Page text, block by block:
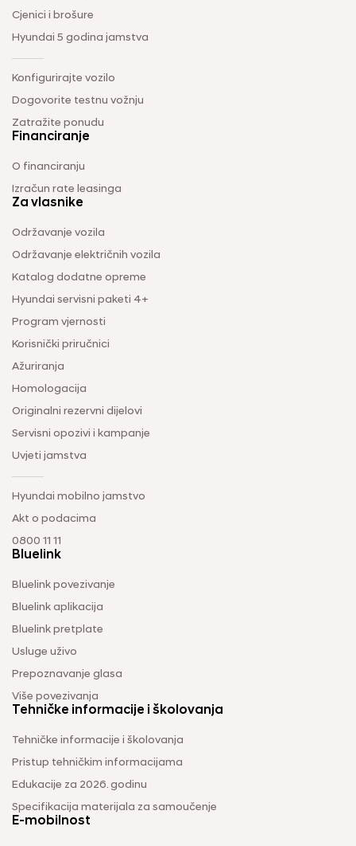
Cjenici i brošure
Hyundai 5 godina jamstva
Konfigurirajte vozilo
Dogovorite testnu vožnju
Zatražite ponudu
Financiranje
O financiranju
Izračun rate leasinga
Za vlasnike
Održavanje vozila
Održavanje električnih vozila
Katalog dodatne opreme
Hyundai servisni paketi 4+
Program vjernosti
Korisnički priručnici
Ažuriranja
Homologacija
Originalni rezervni dijelovi
Servisni opozivi i kampanje
Uvjeti jamstva
Hyundai mobilno jamstvo
Akt o podacima
0800 11 11
Bluelink
Bluelink povezivanje
Bluelink aplikacija
Bluelink pretplate
Usluge uživo
Prepoznavanje glasa
Više povezivanja
Tehničke informacije i školovanja
Tehničke informacije i školovanja
Pristup tehničkim informacijama
Edukacije za 2026. godinu
Specifikacija materijala za samoučenje
E-mobilnost